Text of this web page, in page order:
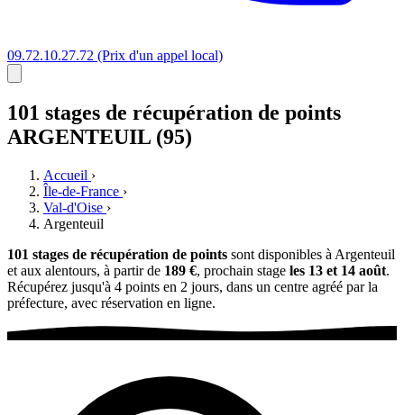
09.72.10.27.72 (Prix d'un appel local)
101 stages de récupération de points
ARGENTEUIL (95)
Accueil ›
Île-de-France ›
Val-d'Oise ›
Argenteuil
101 stages de récupération de points sont disponibles à Argenteuil
et aux alentours, à partir de 189 €, prochain stage les 13 et 14 août.
Récupérez jusqu'à 4 points en 2 jours, dans un centre agréé par la
préfecture, avec réservation en ligne.